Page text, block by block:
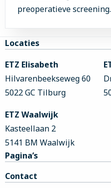
preoperatieve screening.
Site
footer
Locaties
ETZ Elisabeth
Hilvarenbeekseweg 60
5022 GC Tilburg
ETZ Waalwijk
Kasteellaan 2
5141 BM Waalwijk
Pagina’s
Contact